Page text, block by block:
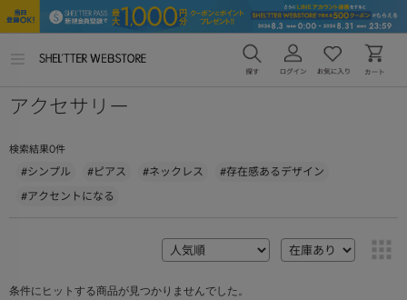
ー
く
アクセサリー
検索結果0件
#シンプル #ピアス #ネックレス
#存在感あるデザイン
#アクセントになる
条件にヒットする商品が見つかりませんでした。